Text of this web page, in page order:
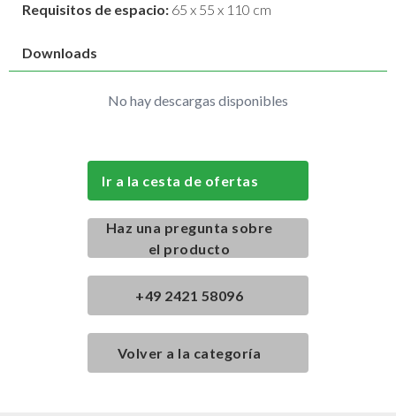
Requisitos de espacio: 65 x 55 x 110 cm
Downloads
No hay descargas disponibles
Ir a la cesta de ofertas
Haz una pregunta sobre
el producto
+49 2421 58096
Volver a la categoría